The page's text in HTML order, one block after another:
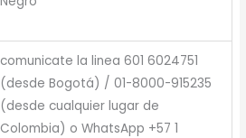
comunicate la linea 601 6024751
(desde Bogotá) / 01-8000-915235
(desde cualquier lugar de
Colombia) o WhatsApp +57 1